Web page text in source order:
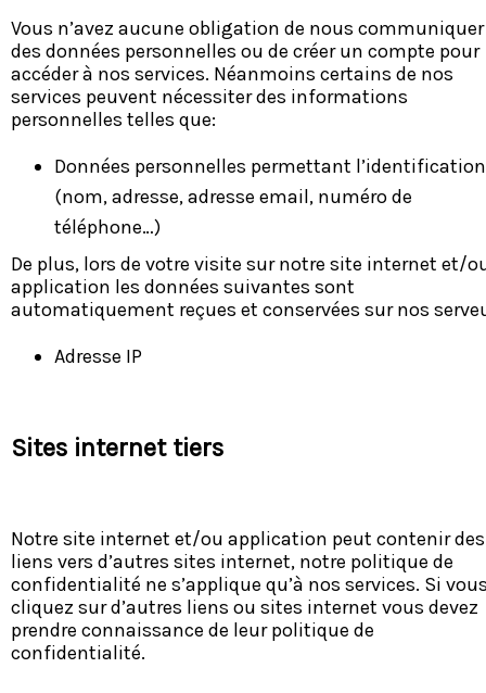
Vous n’avez aucune obligation de nous communiquer
des données personnelles ou de créer un compte pour
accéder à nos services. Néanmoins certains de nos
services peuvent nécessiter des informations
personnelles telles que:
Données personnelles permettant l’identification
(nom, adresse, adresse email, numéro de
téléphone…)
De plus, lors de votre visite sur notre site internet et/
application les données suivantes sont
automatiquement reçues et conservées sur nos
Adresse IP
Sites internet tiers
Notre site internet et/ou application peut contenir des
liens vers d’autres sites internet, notre politique de
confidentialité ne s’applique qu’à nos services. Si
cliquez sur d’autres liens ou sites internet vous devez
prendre connaissance de leur politique de
confidentialité.